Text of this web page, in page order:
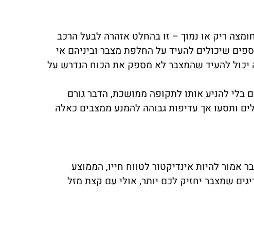
ריק או נמוך – זו בהחלט אזהרה לבעל הרכב
שיכולים להעיד על החלפת מצבר וביניהם אי
להעיד שהמצבר לא מספק את הכוח הנדרש על
בלי להניע אותו לתקופה ממושכת, הדבר גורם
ותסעו אך עדיפות גבוהה להמנע ממצבים כאלה
להיות אינדיקטור לטווח חייו, הממוצע
שמצבר יחזיק לכם יותר, אולי עם קצת מזל